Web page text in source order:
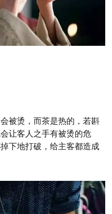
被烫，而茶是热的，若斟
让客人之手有被烫的危
下地打破，给主客都造成